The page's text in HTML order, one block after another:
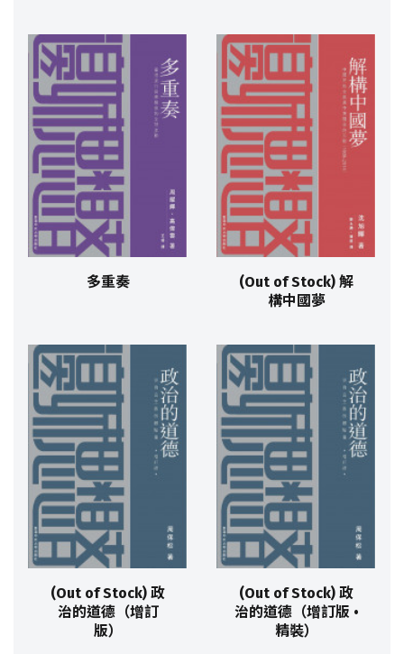
多重奏
(Out of Stock) 解
構中國夢
(Out of Stock) 政
治的道德（增訂
版）
(Out of Stock) 政
治的道德（增訂版 •
精裝）